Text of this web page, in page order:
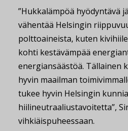
”Hukkalämpöä hyödyntävä
vähentää Helsingin
polttoaineista, kuten
kohti kestävämpää
energiansäästöä. Tällainen
hyvin maailman
tukee hyvin Helsingin
hiilineutraaliustavoitetta”,
vihkiäispuheessaan.